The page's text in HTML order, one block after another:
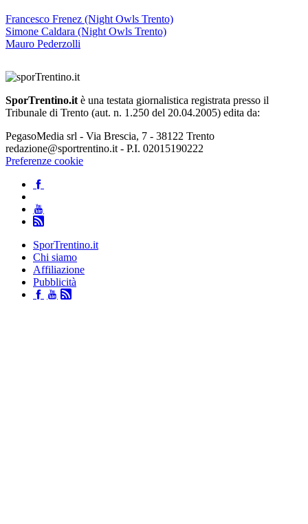
Francesco Frenez (Night Owls Trento)
Simone Caldara (Night Owls Trento)
Mauro Pederzolli
SporTrentino.it è una testata giornalistica registrata presso il
Tribunale di Trento (aut. n. 1.250 del 20.04.2005) edita da:
PegasoMedia srl - Via Brescia, 7 - 38122 Trento
redazione@sportrentino.it - P.I. 02015190222
Preferenze cookie
SporTrentino.it
Chi siamo
Affiliazione
Pubblicità